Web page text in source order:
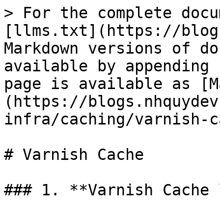
> For the complete
[llms.txt](https://
Markdown versions of
available by
page is available as
(https://
infra/caching/varnish-
# Varnish Cache
### 1. **Varnish